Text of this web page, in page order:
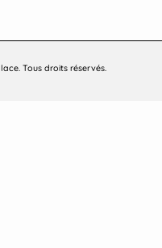
Tous droits réservés.